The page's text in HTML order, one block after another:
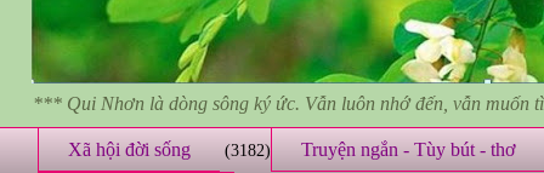
*** Qui Nhơn là dòng sông ký ức. Vẫn luôn nhớ đến, vẫn muốn
Xã hội đời sống (3182) Truyện ngắn - Tùy bút - thơ